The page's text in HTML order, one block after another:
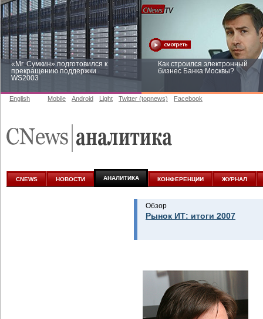
«Mr. Сумкин» подготовился к
прекращению поддержки
WS2003
Как строился электронный
бизнес Банка Москвы?
аналитике
English Mobile Android Light Twitter (topnews) Facebook
CNEWS НОВОСТИ АНАЛИТИКА КОНФЕРЕНЦИИ ЖУРНАЛ
Обзор
Рынок ИТ: итоги 2007